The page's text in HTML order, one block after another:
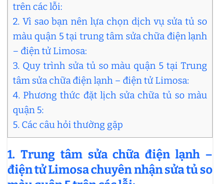
trên các lỗi:
2. Vì sao bạn nên lựa chọn dịch vụ sửa tủ so
màu quận 5 tại trung tâm sửa chữa điện lạnh
– điện tử Limosa:
3. Quy trình sửa tủ so màu quận 5 tại Trung
tâm sửa chữa điện lạnh – điện tử Limosa:
4. Phương thức đặt lịch sửa chữa tủ so màu
quận 5:
5. Các câu hỏi thường gặp
1. Trung tâm sửa chữa điện lạnh –
điện tử Limosa chuyên nhận sửa tủ so